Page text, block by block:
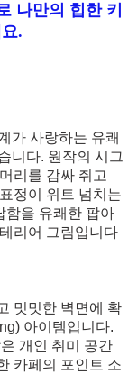
나만의 힙한 키
.
가 사랑하는 유쾌
니다. 원작의 시그
리를 감싸 쥐고
정이 위트 넘치는
함을 유쾌한 팝아
리어 그림입니다
밋밋한 벽면에 확
아이템입니다.
개인 취미 공간
카페의 포인트 소